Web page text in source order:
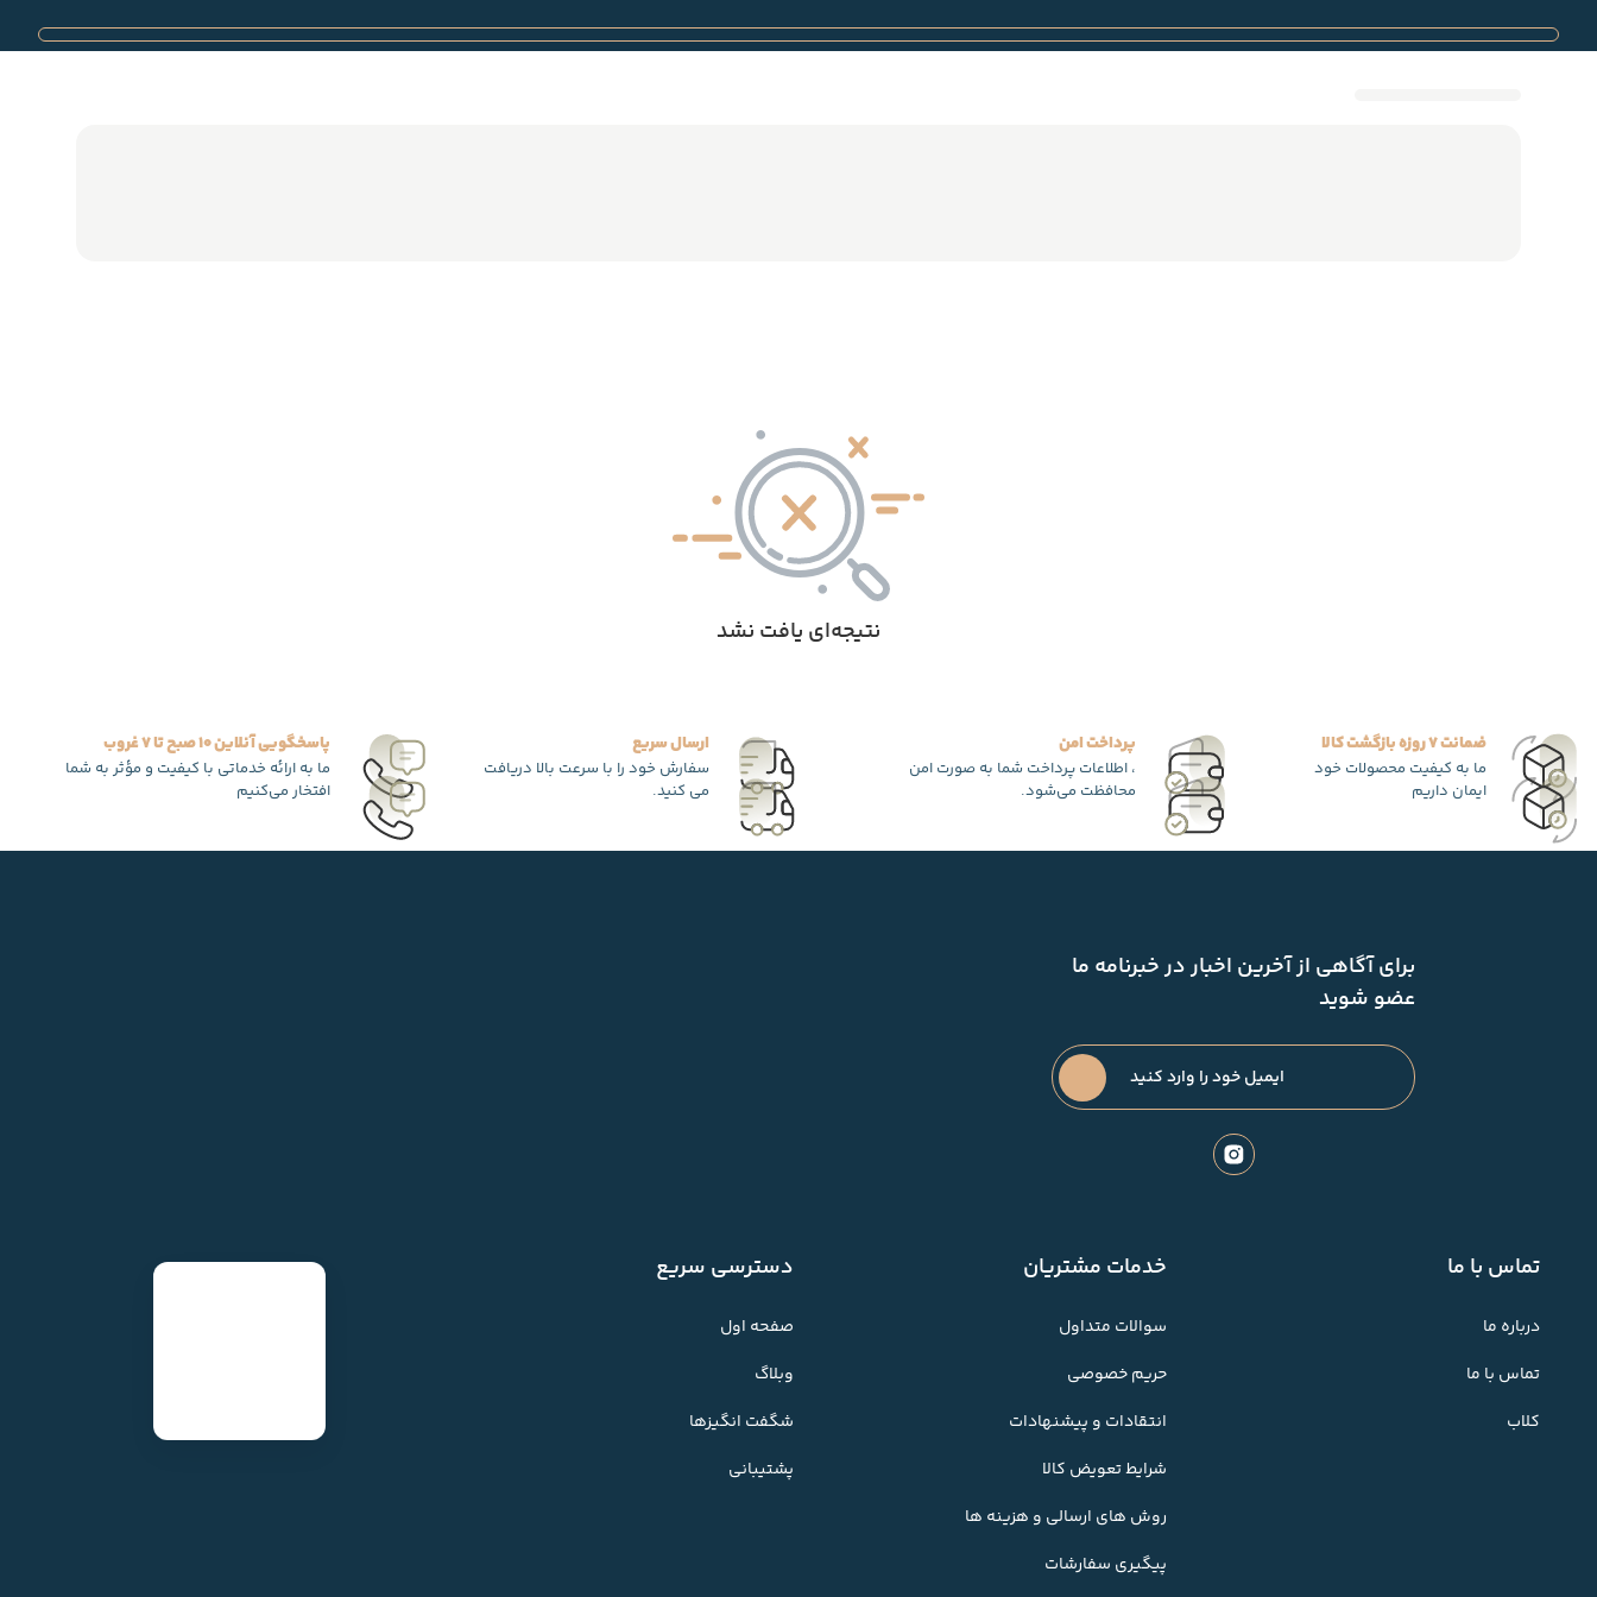
نتیجه‌ای یافت نشد
ضمانت 7 روزه بازگشت کالا
ما به کیفیت محصولات خود
ایمان داریم
پرداخت امن
، اطلاعات پرداخت شما به صورت امن
محافظت می‌شود.
ارسال سریع
سفارش خود را با سرعت بالا دریافت
می کنید.
پاسخگویی آنلاین 10 صبح تا 7 غروب
ما به ارائه خدماتی با کیفیت و مؤثر به شما
افتخار می‌کنیم
برای آگاهی از آخرین اخبار در خبرنامه ما
عضو شوید
تماس با ما
درباره ما
تماس با ما
کلاب
خدمات مشتریان
سوالات متداول
حریم خصوصی
انتقادات و پیشنهادات
شرایط تعویض کالا
روش های ارسالی و هزینه ها
پیگیری سفارشات
دسترسی سریع
صفحه اول
وبلاگ
شگفت انگیزها
پشتیبانی